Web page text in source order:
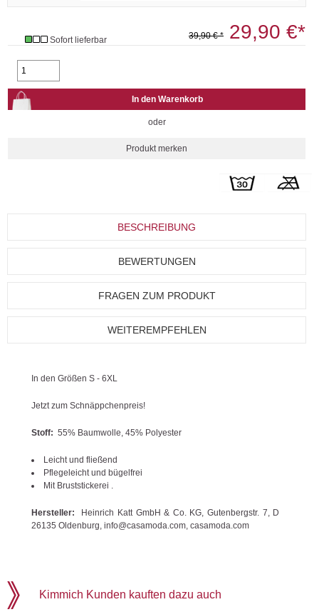
Sofort lieferbar 39,90 € * 29,90 €*
oder
BESCHREIBUNG
BEWERTUNGEN
FRAGEN ZUM PRODUKT
WEITEREMPFEHLEN
In den Größen S - 6XL
Jetzt zum Schnäppchenpreis!
Stoff: 55% Baumwolle, 45% Polyester
Leicht und fließend
Pflegeleicht und bügelfrei
Mit Bruststickerei .
Hersteller: Heinrich Katt GmbH & Co. KG, Gutenbergstr. 7, D
26135 Oldenburg, info@casamoda.com, casamoda.com
Kimmich Kunden kauften dazu auch